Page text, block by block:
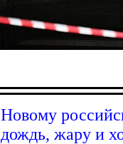
Новому
дождь, жару и